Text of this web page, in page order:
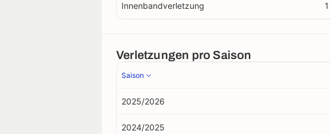
Innenbandverletzung 1
Verletzungen pro Saison
Saison
2025/2026
2024/2025